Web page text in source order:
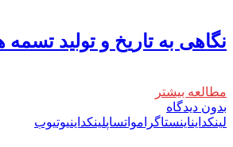
نگاهی به تاریخ و تولید تسمه
مطالعه بیشتر
بدون دیدگاه
لینکدایناینستاگرامواتساپلینکداینیوتیوب